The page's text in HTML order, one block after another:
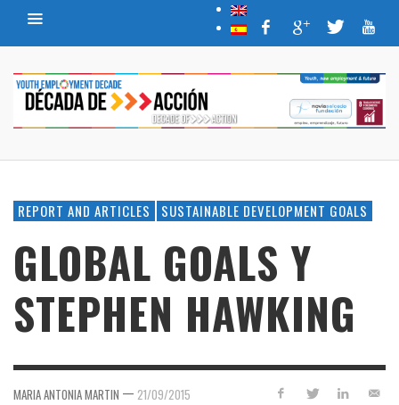
REPORT AND ARTICLES SUSTAINABLE DEVELOPMENT GOALS
GLOBAL GOALS Y
STEPHEN HAWKING
MARIA ANTONIA MARTIN — 21/09/2015